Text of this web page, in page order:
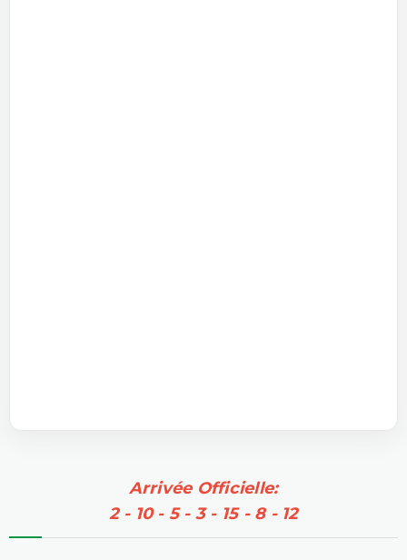
Arrivée Officielle:
2 - 10 - 5 - 3 - 15 - 8 - 12